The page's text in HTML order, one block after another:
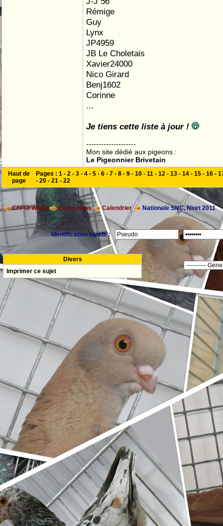
Rémige
Guy
Lynx
JP4959
JB Le Choletais
Xavier24000
Nico Girard
Benj1602
Corinne
...
Je tiens cette liste à jour !
--------------------
Mon site dédié aux pigeons :
Le Pigeonnier Brivetain
Haut de
page
Pages : 1 - 2 - 3 - 4 - 5 - 6 - 7 - 8 - 9 - 10 - 11 - 12 - 13 - 14 - 15 - 16 -
- 20 - 21 - 22
CFPOI World Expositions Calendrier Nationale SNC, Niort 2011
Identification rapide :
Divers
Imprimer ce sujet